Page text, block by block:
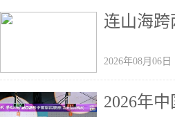
连山海跨
2026年08月06日
2026年